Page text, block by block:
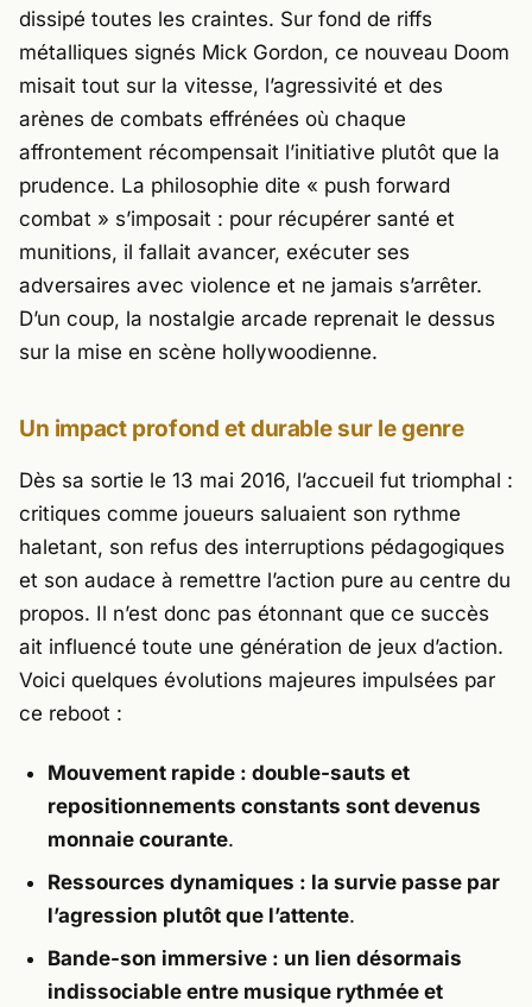
dissipé toutes les craintes. Sur fond de riffs
métalliques signés Mick Gordon, ce nouveau Doom
misait tout sur la vitesse, l’agressivité et des
arènes de combats effrénées où chaque
affrontement récompensait l’initiative plutôt que la
prudence. La philosophie dite « push forward
combat » s’imposait : pour récupérer santé et
munitions, il fallait avancer, exécuter ses
adversaires avec violence et ne jamais s’arrêter.
D’un coup, la nostalgie arcade reprenait le dessus
sur la mise en scène hollywoodienne.
Un impact profond et durable sur le genre
Dès sa sortie le 13 mai 2016, l’accueil fut triomphal :
critiques comme joueurs saluaient son rythme
haletant, son refus des interruptions pédagogiques
et son audace à remettre l’action pure au centre du
propos. Il n’est donc pas étonnant que ce succès
ait influencé toute une génération de jeux d’action.
Voici quelques évolutions majeures impulsées par
ce reboot :
Mouvement rapide : double-sauts et
repositionnements constants sont devenus
monnaie courante.
Ressources dynamiques : la survie passe par
l’agression plutôt que l’attente.
Bande-son immersive : un lien désormais
indissociable entre musique rythmée et